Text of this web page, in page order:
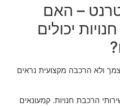
– האם
יכולים
ולא הרכבה מקצועית נראים
הרכבת חנויות. קמעונאים